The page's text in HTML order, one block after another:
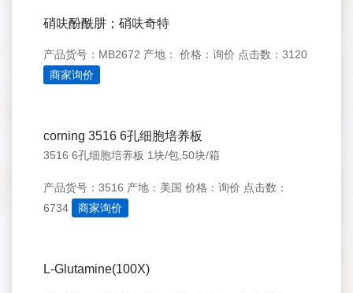
硝呋酚酰肼；硝呋奇特
产品货号：MB2672 产地： 价格：询价 点击数：3120
商家询价
corning 3516 6孔细胞培养板
3516 6孔细胞培养板 1块/包,50块/箱
产品货号：3516 产地：美国 价格：询价 点击数：
6734
商家询价
L-Glutamine(100X)